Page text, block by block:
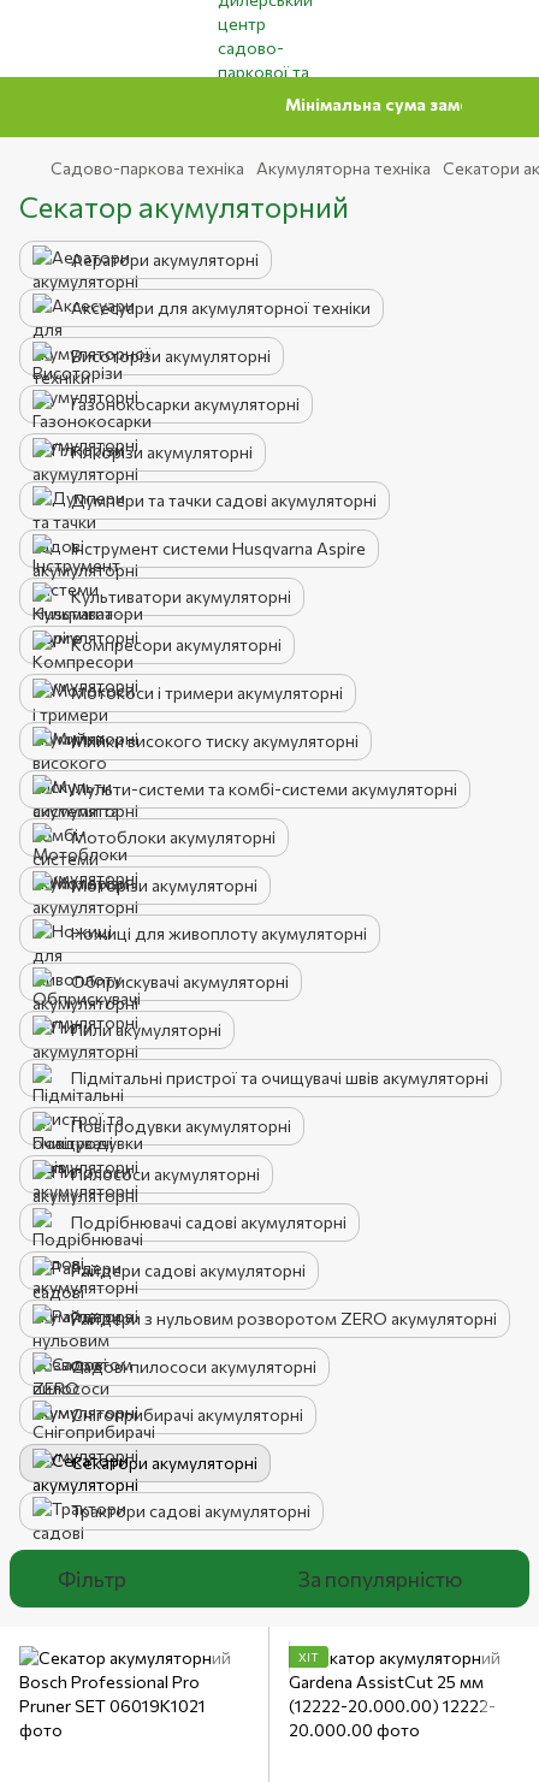
Мінімальна сума замовлення на сайті
Садово-паркова техніка Акумуляторна техніка Секатори
Секатор акумуляторний
Аератори акумуляторні
Аксесуари для акумуляторної техніки
Висоторізи акумуляторні
Газонокосарки акумуляторні
Гілкорізи акумуляторні
Думпери та тачки садові акумуляторні
Інструмент системи Husqvarna Aspire
Культиватори акумуляторні
Компресори акумуляторні
Мотокоси і тримери акумуляторні
Мийки високого тиску акумуляторні
Мульти-системи та комбі-системи акумуляторні
Мотоблоки акумуляторні
Моторізи акумуляторні
Ножиці для живоплоту акумуляторні
Обприскувачі акумуляторні
Пили акумуляторні
Підмітальні пристрої та очищувачі швів акумуляторні
Повітродувки акумуляторні
Пилососи акумуляторні
Подрібнювачі садові акумуляторні
Райдери садові акумуляторні
Райдери з нульовим розворотом ZERO акумуляторні
Садові пилососи акумуляторні
Снігоприбирачі акумуляторні
Секатори акумуляторні
Трактори садові акумуляторні
Фільтр За популярністю
ХІТ